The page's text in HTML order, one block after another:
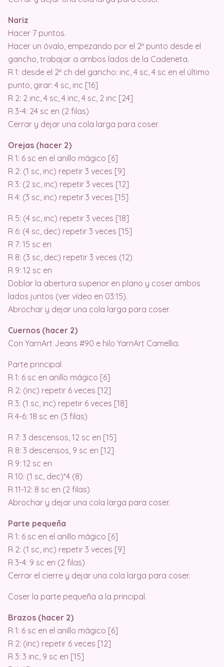
Nariz
Hacer 7 puntos.
Hacer un óvalo, empezando por el 2º punto desde el
gancho, trabajar a ambos lados de la Cadeneta.
R 1: desde el 2º ch del gancho: inc, 4 sc, 4 sc en el último
punto, girar: 4 sc, inc [16]
R 2: 2 inc, 4 sc, 4 inc, 4 sc, 2 inc [24]
R 3-4: 24 sc en (2 filas)
Cerrar y dejar una cola larga para coser.
Orejas (hacer 2)
R 1: 6 sc en el anillo mágico [6]
R 2: (1 sc, inc) repetir 3 veces [9]
R 3: (2 sc, inc) repetir 3 veces [12]
R 4: (3 sc, inc) repetir 3 veces [15]
R 5: (4 sc, inc) repetir 3 veces [18]
R 6: (4 sc, dec) repetir 3 veces [15]
R 7: 15 sc en
R 8: (3 sc, dec) repetir 3 veces (12)
R 9: 12 sc en
Doblar la abertura superior en plano y coser ambos
lados juntos (ver vídeo en 03:15).
Abrochar y dejar una cola larga para coser.
Cuernos (hacer 2)
Con YarnArt Jeans #90 e hilo YarnArt Camellia.
Parte principal
R 1: 6 sc en anillo mágico [6]
R 2: (inc) repetir 6 veces [12]
R 3: (1 sc, inc) repetir 6 veces [18]
R 4-6: 18 sc en (3 filas)
R 7: 3 descensos, 12 sc en [15]
R 8: 3 descensos, 9 sc en [12]
R 9: 12 sc en
R 10: (1 sc, dec)*4 (8)
R 11-12: 8 sc en (2 filas)
Abrochar y dejar una cola larga para coser.
Parte pequeña
R 1: 6 sc en el anillo mágico [6]
R 2: (1 sc, inc) repetir 3 veces [9]
R 3-4: 9 sc en (2 filas)
Cerrar el cierre y dejar una cola larga para coser.
Coser la parte pequeña a la principal.
Brazos (hacer 2)
R 1: 6 sc en el anillo mágico [6]
R 2: (inc) repetir 6 veces [12]
R 3: 3 inc, 9 sc en [15]